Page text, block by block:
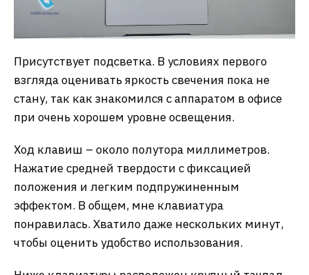
Присутствует подсветка. В условиях первого
взгляда оценивать яркость свечения пока не
стану, так как знакомился с аппаратом в офисе
при очень хорошем уровне освещения.
Ход клавиш – около полутора миллиметров.
Нажатие средней твердости с фиксацией
положения и легким подпружиненным
эффектом. В общем, мне клавиатура
понравилась. Хватило даже нескольких минут,
чтобы оценить удобство использования.